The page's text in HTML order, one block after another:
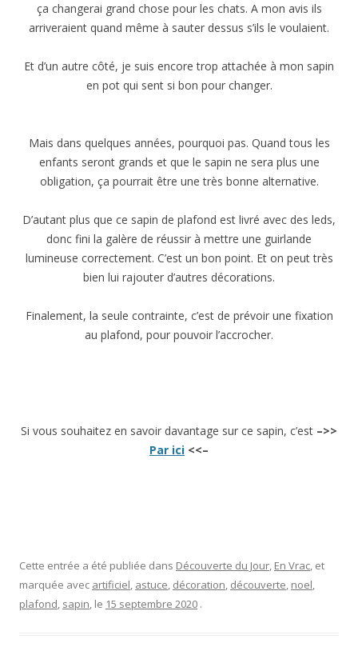
ça changerai grand chose pour les chats. A mon avis ils
arriveraient quand même à sauter dessus s’ils le voulaient.
Et d’un autre côté, je suis encore trop attachée à mon sapin
en pot qui sent si bon pour changer.
Mais dans quelques années, pourquoi pas. Quand tous les
enfants seront grands et que le sapin ne sera plus une
obligation, ça pourrait être une très bonne alternative.
D’autant plus que ce sapin de plafond est livré avec des leds,
donc fini la galère de réussir à mettre une guirlande
lumineuse correctement. C’est un bon point. Et on peut très
bien lui rajouter d’autres décorations.
Finalement, la seule contrainte, c’est de prévoir une fixation
au plafond, pour pouvoir l’accrocher.
Si vous souhaitez en savoir davantage sur ce sapin, c’est –>>
Par ici <<–
Cette entrée a été publiée dans Découverte du Jour, En Vrac, et
marquée avec artificiel, astuce, décoration, découverte, noel,
plafond, sapin, le 15 septembre 2020 .